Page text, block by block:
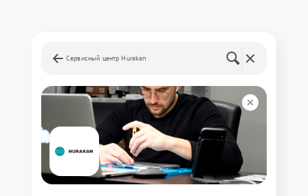
Сервисный центр Hurakan